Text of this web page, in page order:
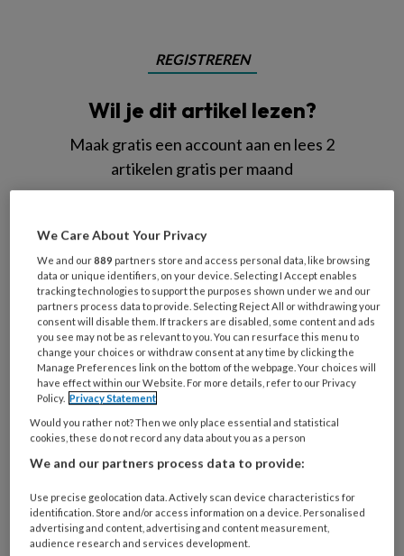
REGISTREREN
Wil je dit artikel lezen?
Maak gratis een account aan en lees 2
artikelen gratis per maand
Wat
is
je
e-
mailadres?
* *
Kies
je
wachtwoord* *
Kies
je
welke
organisatie
werk
We Care About Your Privacy
We and our889 partners store and access personal data, like browsing
data or unique identifiers, on your device. Selecting I Accept enables
tracking technologies to support the purposes shown under we and our
partners process data to provide. Selecting Reject All or withdrawing your
consent will disable them. If trackers are disabled, some content and ads
you see may not be as relevant to you. You can resurface this menu to
change your choices or withdraw consent at any time by clicking the
Manage Preferences link on the bottom of the webpage. Your choices will
have effect within our Website. For more details, refer to our Privacy
Policy. Privacy Statement
Would you rather not? Then we only place essential and statistical
cookies, these do not record any data about you as a person
We and our partners process data to provide:
Use precise geolocation data. Actively scan device characteristics for
identification. Store and/or access information on a device. Personalised
advertising and content, advertising and content measurement,
audience research and services development.